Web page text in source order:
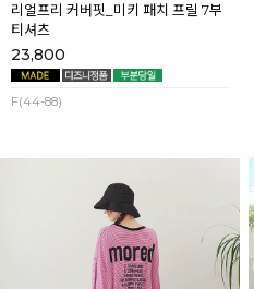
리얼프리 커버핏_미키 패치 프릴 7부
티셔츠
23,800
F(44-88)